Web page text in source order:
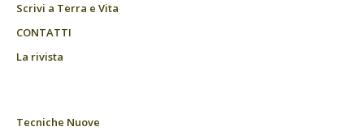
Scrivi a Terra e Vita
CONTATTI
La rivista
Tecniche Nuove